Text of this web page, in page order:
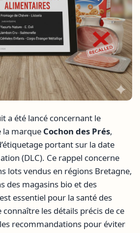
a été lancé concernant le
la marque Cochon des Prés,
portant sur la date
(DLC). Ce rappel concerne
lots vendus en régions Bretagne,
des magasins bio et des
essentiel pour la santé des
les détails précis de ce
recommandations pour éviter